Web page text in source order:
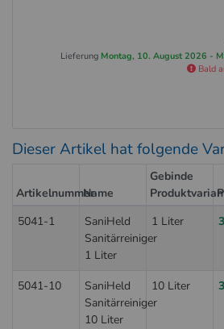
Lieferung Montag, 10. August 2026 -
Bald
Dieser Artikel hat folgende
ArtikelnummerName
Gebinde
5041-1
SaniHeld
Sanitärreiniger
1 Liter
1 Liter
5041-10
SaniHeld
Sanitärreiniger
10 Liter
10 Liter